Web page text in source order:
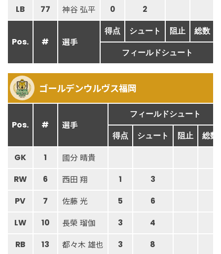
LB 77 神谷 弘平 0 2
Pos. # 選手
得点 シュート 阻止 総数
フィールドシュート
ゴールデンウルヴス福岡
Pos. # 選手
フィールドシュート
得点 シュート 阻止 総数
GK 1 國分 晴貴
RW 6 西田 翔 1 3
PV 7 佐藤 光 5 6
LW 10 長榮 瑠伽 3 4
RB 13 都々木 雄也 3 8